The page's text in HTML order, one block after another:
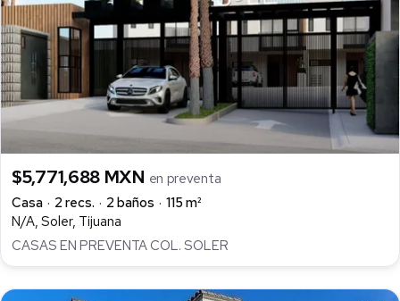
$5,771,688 MXN en preventa
Casa
2 recs. 2 baños
115 m²
N/A, Soler, Tijuana
CASAS EN PREVENTA COL. SOLER